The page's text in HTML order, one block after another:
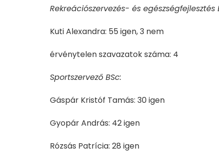
Rekreációszervezés- és egészségfejlesztés
Kuti Alexandra: 55 igen, 3 nem
érvénytelen szavazatok száma: 4
Sportszervező BSc:
Gáspár Kristóf Tamás: 30 igen
Gyopár András: 42 igen
Rózsás Patrícia: 28 igen